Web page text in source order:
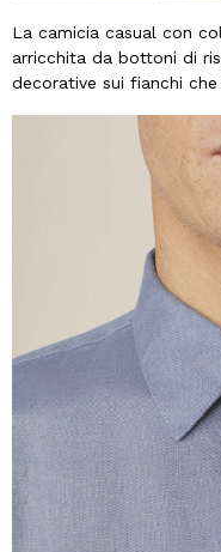
La camicia casual con
arricchita da bottoni di
decorative sui fianchi